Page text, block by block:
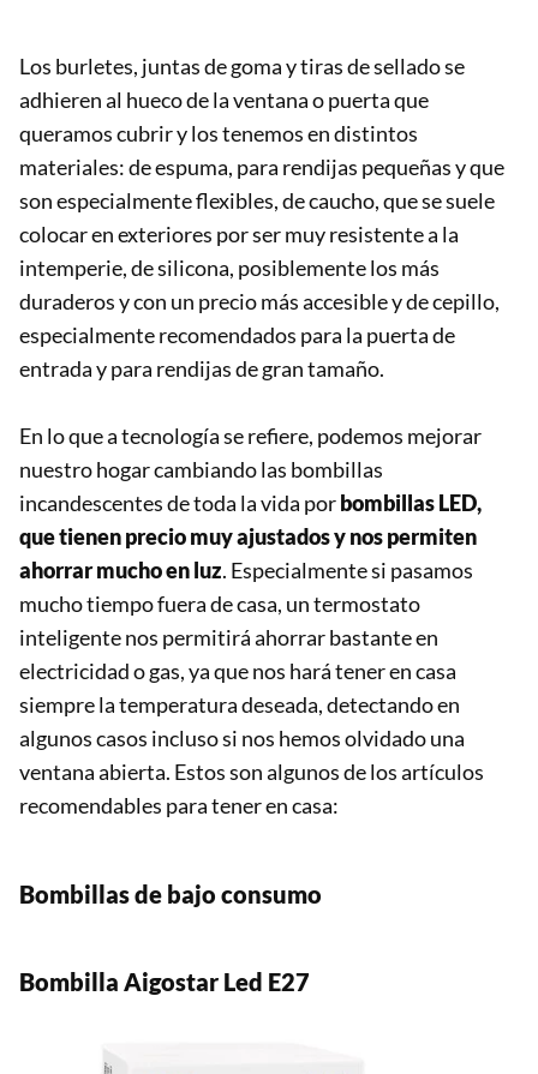
Los burletes, juntas de goma y tiras de sellado se
adhieren al hueco de la ventana o puerta que
queramos cubrir y los tenemos en distintos
materiales: de espuma, para rendijas pequeñas y que
son especialmente flexibles, de caucho, que se suele
colocar en exteriores por ser muy resistente a la
intemperie, de silicona, posiblemente los más
duraderos y con un precio más accesible y de cepillo,
especialmente recomendados para la puerta de
entrada y para rendijas de gran tamaño.
En lo que a tecnología se refiere, podemos mejorar
nuestro hogar cambiando las bombillas
incandescentes de toda la vida porbombillas LED,
que tienen precio muy ajustados y nos permiten
ahorrar mucho en luz. Especialmente si pasamos
mucho tiempo fuera de casa, un termostato
inteligente nos permitirá ahorrar bastante en
electricidad o gas, ya que nos hará tener en casa
siempre la temperatura deseada, detectando en
algunos casos incluso si nos hemos olvidado una
ventana abierta. Estos son algunos de los artículos
recomendables para tener en casa:
Bombillas de bajo consumo
Bombilla Aigostar Led E27